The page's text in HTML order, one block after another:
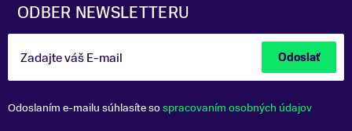
ODBER NEWSLETTERU
Zadajte váš E-mail Odoslať
Odoslaním e-mailu súhlasíte sospracovaním osobných údajov